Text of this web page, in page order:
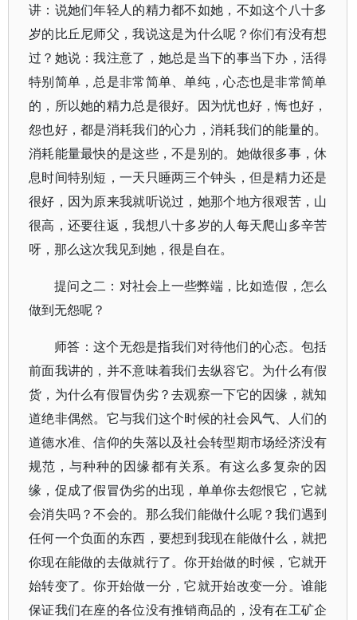
讲：说她们年轻人的精力都不如她，不如这个八十多
岁的比丘尼师父，我说这是为什么呢？你们有没有想
过？她说：我注意了，她总是当下的事当下办，活得
特别简单，总是非常简单、单纯，心态也是非常简单
的，所以她的精力总是很好。因为忧也好，悔也好，
怨也好，都是消耗我们的心力，消耗我们的能量的。
消耗能量最快的是这些，不是别的。她做很多事，休
息时间特别短，一天只睡两三个钟头，但是精力还是
很好，因为原来我就听说过，她那个地方很艰苦，山
很高，还要往返，我想八十多岁的人每天爬山多辛苦
呀，那么这次我见到她，很是自在。
提问之二：对社会上一些弊端，比如造假，怎么
做到无怨呢？
师答：这个无怨是指我们对待他们的心态。包括
前面我讲的，并不意味着我们去纵容它。为什么有假
货，为什么有假冒伪劣？去观察一下它的因缘，就知
道绝非偶然。它与我们这个时候的社会风气、人们的
道德水准、信仰的失落以及社会转型期市场经济没有
规范，与种种的因缘都有关系。有这么多复杂的因
缘，促成了假冒伪劣的出现，单单你去怨恨它，它就
会消失吗？不会的。那么我们能做什么呢？我们遇到
任何一个负面的东西，要想到我现在能做什么，就把
你现在能做的去做就行了。你开始做的时候，它就开
始转变了。你开始做一分，它就开始改变一分。谁能
保证我们在座的各位没有推销商品的，没有在工矿企